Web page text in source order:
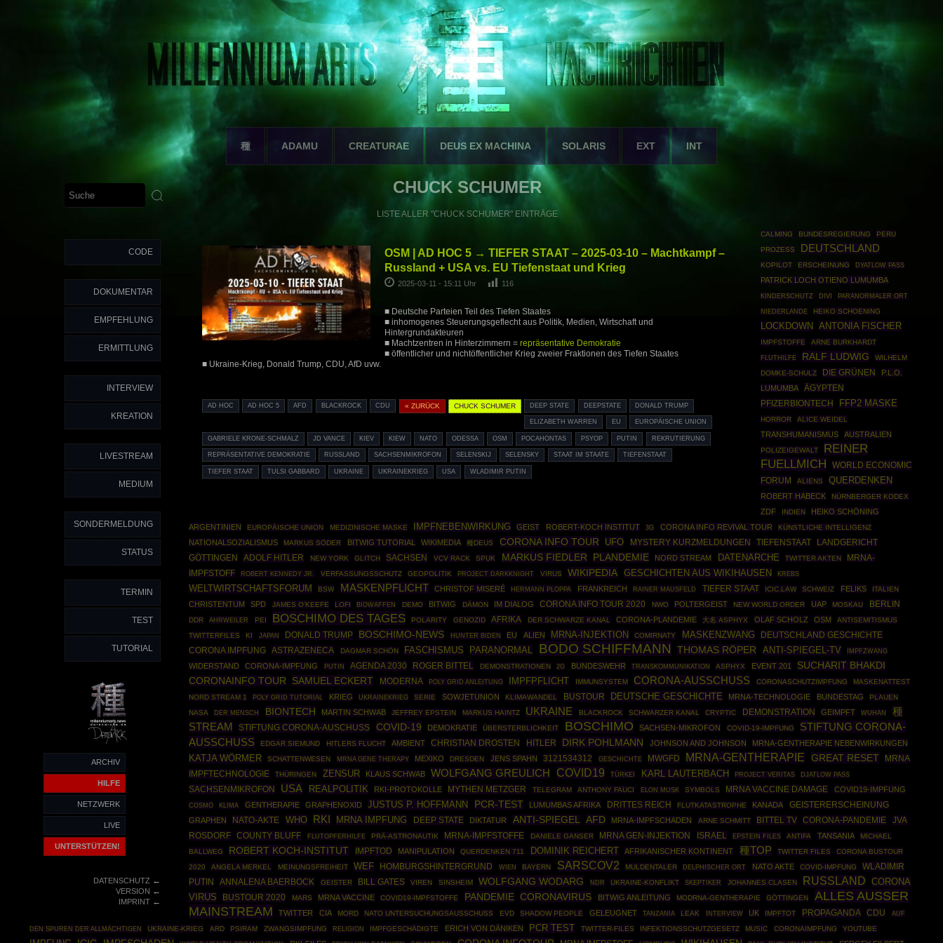
種 ADAMU CREATURAE DEUS EX MACHINA SOLARIS EXT INT
CODE
DOKUMENTAR
EMPFEHLUNG
ERMITTLUNG
INTERVIEW
KREATION
LIVESTREAM
MEDIUM
SONDERMELDUNG
STATUS
TERMIN
TEST
TUTORIAL
ARCHIV
HILFE
NETZWERK
LIVE
UNTERSTÜTZEN!
DATENSCHUTZ←
VERSION ←
IMPRINT←
CHUCK SCHUMER
LISTE ALLER "CHUCK SCHUMER" EINTRÄGE
OSM | AD HOC 5 → TIEFER STAAT – 2025-03-10 – Machtkampf –
Russland + USA vs. EU Tiefenstaat und Krieg
2025-03-11 - 15:11 Uhr 116
■ Deutsche Parteien Teil des Tiefen Staates
■ inhomogenes Steuerungsgeflecht aus Politik, Medien, Wirtschaft und
Hintergrundakteuren
■ Machtzentren in Hinterzimmern = repräsentative Demokratie
■ öffentlicher und nichtöffentlicher Krieg zweier Fraktionen des Tiefen Staates
■ Ukraine-Krieg, Donald Trump, CDU, AfD uvw.
AD HOC AD HOC 5 AFD BLACKROCK CDU « ZURÜCK CHUCK SCHUMER DEEP STATE DEEPSTATE DONALD TRUMP
ELIZABETH WARREN EU EUROPÄISCHE UNION
GABRIELE KRONE-SCHMALZ JD VANCE KIEV KIEW NATO ODESSA OSM POCAHONTAS PSYOP PUTIN REKRUTIERUNG
REPRÄSENTATIVE DEMOKRATIE RUSSLAND SACHSENMIKROFON SELENSKIJ SELENSKY STAAT IM STAATE TIEFENSTAAT
TIEFER STAAT TULSI GABBARD UKRAINE UKRAINEKRIEG USA WLADIMIR PUTIN
CALMING BUNDESREGIERUNG
PERU
PROZESS
DEUTSCHLAND
KOPILOT ERSCHEINUNG DYATLOW PASS
PATRICK LOCH OTIENO LUMUMBA
KINDERSCHUTZ DIVI PARANORMALER ORT
NIEDERLANDE HEIKO SCHOENING
LOCKDOWN ANTONIA FISCHER
IMPFSTOFFE ARNE BURKHARDT
FLUTHILFE RALF LUDWIG
WILHELM
DOMKE-SCHULZ
DIE GRÜNEN
P.L.O.
LUMUMBA
ÄGYPTEN
PFIZERBIONTECH FFP2 MASKE
HORROR ALICE WEIDEL
TRANSHUMANISMUS AUSTRALIEN
POLIZEIGEWALT
REINER
FUELLMICH
WORLD ECONOMIC
FORUM
ALIENS QUERDENKEN
ROBERT HABECK NÜRNBERGER KODEX
ZDF INDIEN
HEIKO SCHÖNING
ARGENTINIEN
EUROPÄISCHE UNION MEDIZINISCHE MASKE IMPFNEBENWIRKUNG GEIST ROBERT-KOCH INSTITUT 3G CORONA INFO REVIVAL TOUR KÜNSTLICHE INTELLIGENZ
NATIONALSOZIALISMUS MARKUS SÖDER BITWIG TUTORIAL WIKIMEDIA 種DEUS CORONA INFO TOUR UFO MYSTERY KURZMELDUNGEN TIEFENSTAAT
LANDGERICHT
GÖTTINGEN
ADOLF HITLER NEW YORK GLITCH SACHSEN VCV RACK SPUK MARKUS FIEDLER PLANDEMIE NORD STREAM DATENARCHE TWITTER AKTEN
MRNA-
IMPFSTOFF
ROBERT KENNEDY JR. VERFASSUNGSSCHUTZ GEOPOLITIK PROJECT DARKKNIGHT VIRUS WIKIPEDIA GESCHICHTEN AUS WIKIHAUSEN KREBS
WELTWIRTSCHAFTSFORUM BSW MASKENPFLICHT CHRISTOF MISERÉ HERMANN PLOPPA FRANKREICH RAINER MAUSFELD TIEFER STAAT ICIC.LAW SCHWEIZ FELIKS ITALIEN
CHRISTENTUM SPD JAMES O'KEEFE LOFI BIOWAFFEN DEMO BITWIG DÄMON IM DIALOG CORONA INFO TOUR 2020 NWO POLTERGEIST NEW WORLD ORDER UAP MOSKAU BERLIN
DDR AHRWEILER PEI BOSCHIMO DES TAGES POLARITY GENOZID AFRIKA DER SCHWARZE KANAL CORONA-PLANDEMIE 大名 ASPHYX OLAF SCHOLZ OSM
ANTISEMITISMUS
TWITTERFILES
KI JAPAN DONALD TRUMP BOSCHIMO-NEWS HUNTER BIDEN EU ALIEN MRNA-INJEKTION COMIRNATY MASKENZWANG DEUTSCHLAND GESCHICHTE
CORONA IMPFUNG ASTRAZENECA DAGMAR SCHÖN FASCHISMUS PARANORMAL BODO SCHIFFMANN THOMAS RÖPER ANTI-SPIEGEL-TV IMPFZWANG
WIDERSTAND CORONA-IMPFUNG PUTIN AGENDA 2030 ROGER BITTEL DEMONSTRATIONEN 2G BUNDESWEHR TRANSKOMMUNIKATION ASPHYX EVENT 201
SUCHARIT BHAKDI
CORONAINFO TOUR
SAMUEL ECKERT MODERNA POLY GRID ANLEITUNG IMPFPFLICHT IMMUNSYSTEM CORONA-AUSSCHUSS CORONASCHUTZIMPFUNG
MASKENATTEST
NORD STREAM 1
POLY GRID TUTORIAL KRIEG UKRAINEKRIEG SERIE SOWJETUNION KLIMAWANDEL BUSTOUR DEUTSCHE GESCHICHTE MRNA-TECHNOLOGIE BUNDESTAG
PLAUEN
NASA
DER MENSCH BIONTECH MARTIN SCHWAB JEFFREY EPSTEIN MARKUS HAINTZ UKRAINE BLACKROCK SCHWARZER KANAL CRYPTIC DEMONSTRATION GEIMPFT WUHAN
種
STREAM
STIFTUNG CORONA-AUSCHUSS COVID-19 DEMOKRATIE ÜBERSTERBLICHKEIT BOSCHIMO SACHSEN-MIKROFON COVID-19-IMPFUNG
STIFTUNG CORONA-
AUSSCHUSS
EDGAR SIEMUND HITLERS FLUCHT AMBIENT CHRISTIAN DROSTEN HITLER DIRK POHLMANN JOHNSON AND JOHNSON MRNA-GENTHERAPIE NEBENWIRKUNGEN
KATJA WÖRMER SCHATTENWESEN MRNA GENE THERAPY MEXIKO DRESDEN JENS SPAHN 3121534312 GESCHICHTE MWGFD MRNA-GENTHERAPIE GREAT RESET
MRNA
IMPFTECHNOLOGIE
THÜRINGEN ZENSUR KLAUS SCHWAB WOLFGANG GREULICH COVID19 TÜRKEI KARL LAUTERBACH PROJECT VERITAS DJATLOW PASS
SACHSENMIKROFON USA REALPOLITIK RKI-PROTOKOLLE MYTHEN METZGER TELEGRAM ANTHONY FAUCI ELON MUSK SYMBOLS MRNA VACCINE DAMAGE COVID19-IMPFUNG
COSMO KLIMA GENTHERAPIE GRAPHENOXID JUSTUS P. HOFFMANN PCR-TEST LUMUMBAS AFRIKA DRITTES REICH FLUTKATASTROPHE KANADA
GEISTERERSCHEINUNG
GRAPHEN
NATO-AKTE WHO RKI MRNA IMPFUNG DEEP STATE DIKTATUR ANTI-SPIEGEL AFD MRNA-IMPFSCHADEN ARNE SCHMITT BITTEL TV CORONA-PANDEMIE
JVA
ROSDORF COUNTY BLUFF FLUTOPFERHILFE PRÄ-ASTRONAUTIK MRNA-IMPFSTOFFE DANIELE GANSER MRNA GEN-INJEKTION ISRAEL EPSTEIN FILES ANTIFA TANSANIA
MICHAEL
BALLWEG
ROBERT KOCH-INSTITUT IMPFTOD MANIPULATION QUERDENKEN 711 DOMINIK REICHERT AFRIKANISCHER KONTINENT 種TOP TWITTER FILES
CORONA BUSTOUR
2020
ANGELA MERKEL MEINUNGSFREIHEIT WEF HOMBURGSHINTERGRUND WIEN BAYERN SARSCOV2 MULDENTALER DELPHISCHER ORT NATO AKTE COVID-IMPFUNG
WLADIMIR
PUTIN
ANNALENA BAERBOCK GEISTER BILL GATES VIREN SINSHEIM WOLFGANG WODARG NDR UKRAINE-KONFLIKT SKEPTIKER JOHANNES CLASEN RUSSLAND
CORONA
VIRUS
BUSTOUR 2020 MARS MRNA VACCINE COVID19-IMPFSTOFFE PANDEMIE CORONAVIRUS BITWIG ANLEITUNG MODRNA-GENTHERAPIE GÖTTINGEN
ALLES AUSSER
MAINSTREAM
TWITTER CIA MORD NATO UNTERSUCHUNGSAUSSCHUSS EVD SHADOW PEOPLE GELEUGNET TANZANIA LEAK INTERVIEW UK IMPFTOT PROPAGANDA CDU AUF
DEN SPUREN DER ALLMÄCHTIGEN UKRAINE-KRIEG ARD PSIRAM ZWANGSIMPFUNG RELIGION IMPFGESCHÄDIGTE ERICH VON DÄNIKEN PCR TEST TWITTER-FILES INFEKTIONSSCHUTZGESETZ MUSIC CORONAIMPFUNG YOUTUBE